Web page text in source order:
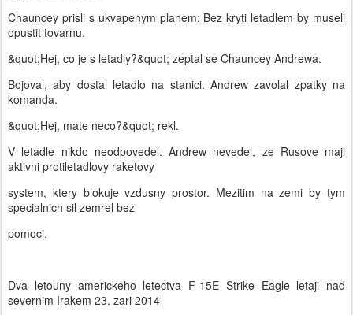
Chauncey prisli s ukvapenym planem: Bez kryti letadlem by museli
opustit tovarnu.
&quot;Hej, co je s letadly?&quot; zeptal se Chauncey Andrewa.
Bojoval, aby dostal letadlo na stanici. Andrew zavolal zpatky na
komanda.
&quot;Hej, mate neco?&quot; rekl.
V letadle nikdo neodpovedel. Andrew nevedel, ze Rusove maji
aktivni protiletadlovy raketovy
system, ktery blokuje vzdusny prostor. Mezitim na zemi by tym
specialnich sil zemrel bez
pomoci.
Dva letouny americkeho letectva F-15E Strike Eagle letaji nad
severnim Irakem 23. zari 2014